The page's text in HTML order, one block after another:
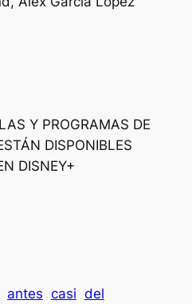
Y PROGRAMAS DE
DISPONIBLES
DISNEY+
antes casi del